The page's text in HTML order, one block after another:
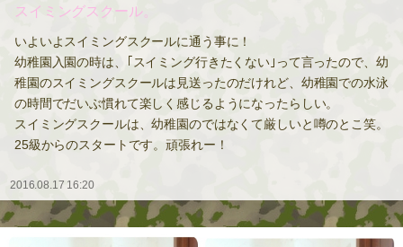
スイミングスクール。
いよいよスイミングスクールに通う事に！
幼稚園入園の時は、｢スイミング行きたくない｣って言ったので、幼
稚園のスイミングスクールは見送ったのだけれど、幼稚園での水泳
の時間でだいぶ慣れて楽しく感じるようになったらしい。
スイミングスクールは、幼稚園のではなくて厳しいと噂のとこ笑。
25級からのスタートです。頑張れー！
2016.08.17 16:20